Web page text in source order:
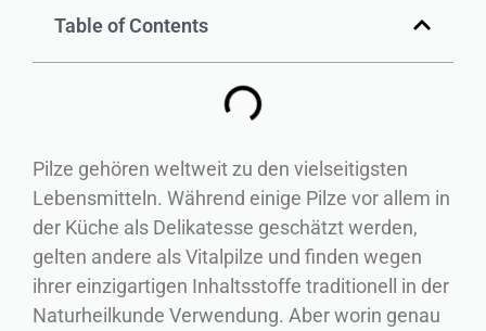
Table of Contents
Pilze gehören weltweit zu den vielseitigsten
Lebensmitteln. Während einige Pilze vor allem in
der Küche als Delikatesse geschätzt werden,
gelten andere als Vitalpilze und finden wegen
ihrer einzigartigen Inhaltsstoffe traditionell in der
Naturheilkunde Verwendung. Aber worin genau